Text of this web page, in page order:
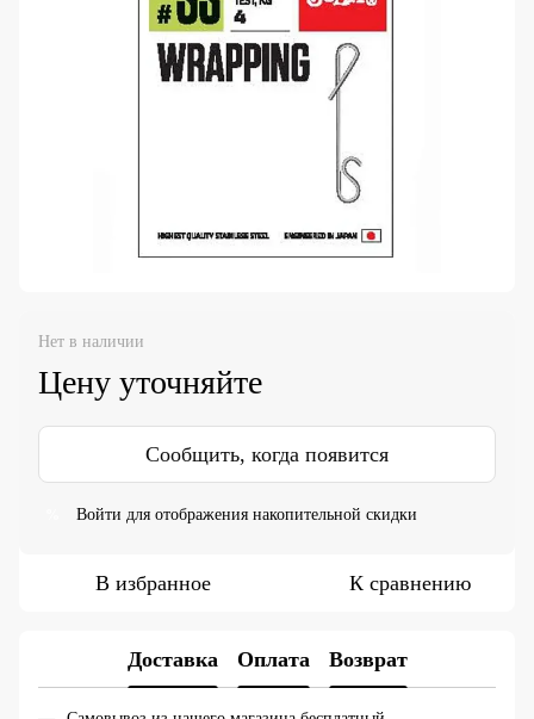
Нет в наличии
Цену уточняйте
Сообщить, когда появится
Войти для отображения накопительной скидки
В избранное К сравнению
Доставка Оплата Возврат